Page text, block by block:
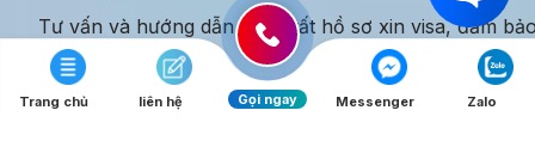
Tư vấn và hướng dẫn hoàn tất hồ sơ xin visa, đảm
quá trình suôn sẻ
Trang chủ liên hệ Gọi ngay Messenger Zalo